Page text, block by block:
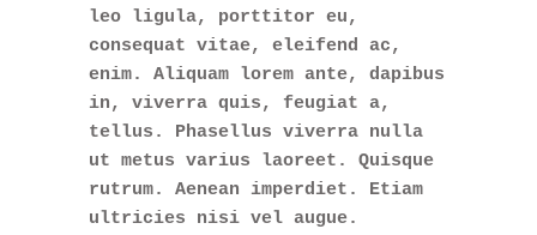
leo ligula, porttitor eu,
consequat vitae, eleifend ac,
enim. Aliquam lorem ante, dapibus
in, viverra quis, feugiat a,
tellus. Phasellus viverra nulla
ut metus varius laoreet. Quisque
rutrum. Aenean imperdiet. Etiam
ultricies nisi vel augue.